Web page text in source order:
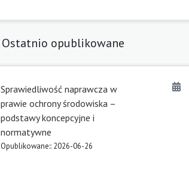
Ostatnio opublikowane
Sprawiedliwość naprawcza w
prawie ochrony środowiska –
podstawy koncepcyjne i
normatywne
Opublikowane:: 2026-06-26